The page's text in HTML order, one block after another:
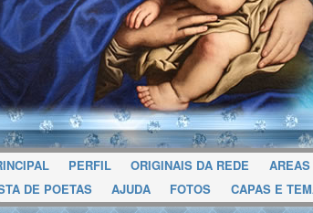
PERFIL ORIGINAIS DA REDE
DE POETAS
AJUDA FOTOS CAPAS E